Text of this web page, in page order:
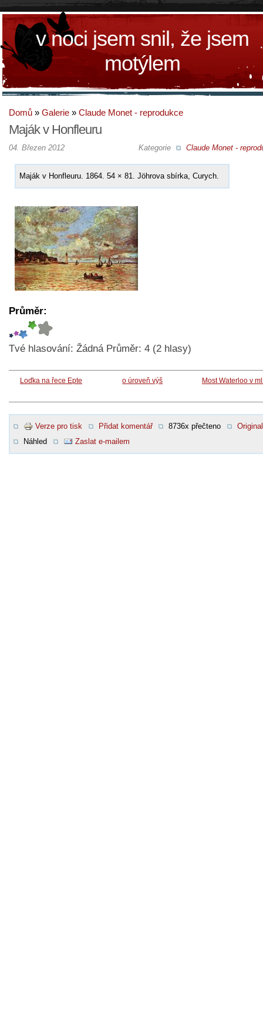
v noci jsem snil, že jsem
motýlem
Domů » Galerie » Claude Monet - reprodukce
Maják v Honfleuru
Kategorie Claude Monet -
04. Březen 2012
Maják v Honfleuru. 1864. 54 × 81. Jöhrova sbírka, Curych.
Průměr:
Tvé hlasování: Žádná Průměr: 4 (2 hlasy)
Loďka na řece Epte o úroveň výš Most Waterloo v
Verze pro tisk Přidat komentář 8736x přečteno
Original
Náhled
Zaslat e-mailem